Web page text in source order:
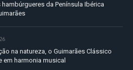
da Península Ibérica
na natureza, o Guimarães Clássico
em harmonia musical